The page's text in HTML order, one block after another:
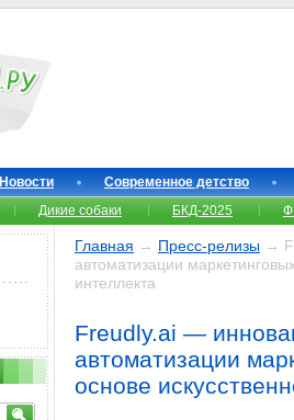
Новости
Современное детство
Дикие собаки БКД-2025
Главная → Пресс-релизы →
автоматизации
интеллекта
Freudly.ai —
автоматизации
основе